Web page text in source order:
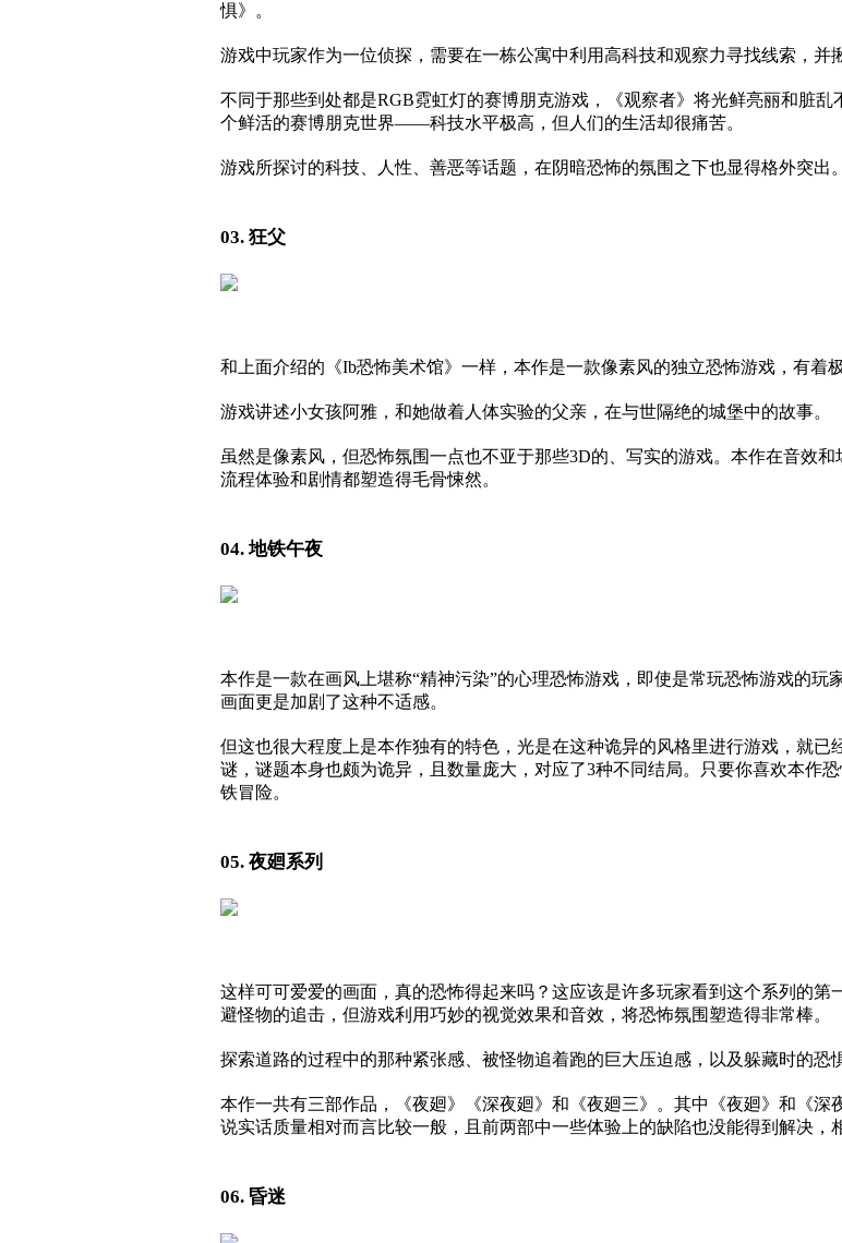
惧》。
游戏中玩家作为一位侦探，需要在一栋公寓中利用高科技和观察力寻找线索，并
不同于那些到处都是RGB霓虹灯的赛博朋克游戏，《观察者》将光鲜亮丽和脏
个鲜活的赛博朋克世界——科技水平极高，但人们的生活却很痛苦。
游戏所探讨的科技、人性、善恶等话题，在阴暗恐怖的氛围之下也显得格外突出。
03. 狂父
和上面介绍的《Ib恐怖美术馆》一样，本作是一款像素风的独立恐怖游戏，有着极
游戏讲述小女孩阿雅，和她做着人体实验的父亲，在与世隔绝的城堡中的故事。
虽然是像素风，但恐怖氛围一点也不亚于那些3D的、写实的游戏。本作在音效
流程体验和剧情都塑造得毛骨悚然。
04. 地铁午夜
本作是一款在画风上堪称“精神污染”的心理恐怖游戏，即使是常玩恐怖游戏的
画面更是加剧了这种不适感。
但这也很大程度上是本作独有的特色，光是在这种诡异的风格里进行游戏，就
谜，谜题本身也颇为诡异，且数量庞大，对应了3种不同结局。只要你喜欢本作
铁冒险。
05. 夜廻系列
这样可可爱爱的画面，真的恐怖得起来吗？这应该是许多玩家看到这个系列的
避怪物的追击，但游戏利用巧妙的视觉效果和音效，将恐怖氛围塑造得非常棒。
探索道路的过程中的那种紧张感、被怪物追着跑的巨大压迫感，以及躲藏时的恐
本作一共有三部作品，《夜廻》《深夜廻》和《夜廻三》。其中《夜廻》和《深
说实话质量相对而言比较一般，且前两部中一些体验上的缺陷也没能得到解决，
06. 昏迷